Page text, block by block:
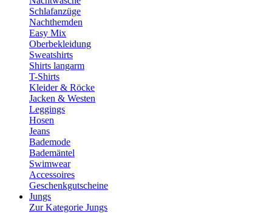
Schlafanzüge
Nachthemden
Easy Mix
Oberbekleidung
Sweatshirts
Shirts langarm
T-Shirts
Kleider & Röcke
Jacken & Westen
Leggings
Hosen
Jeans
Bademode
Bademäntel
Swimwear
Accessoires
Geschenkgutscheine
Jungs
Zur Kategorie Jungs